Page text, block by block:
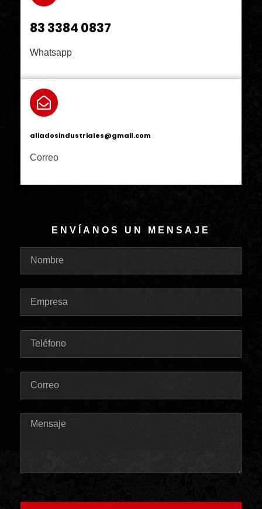
83 3384 0837
Whatsapp
aliadosindustriales@gmail.com
Correo
ENVÍANOS UN MENSAJE